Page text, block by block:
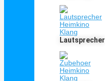
Lautsprecher